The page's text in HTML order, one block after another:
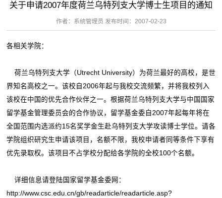
关于申请2007年度荷兰乌特列支大学博士生项目的通知
作者：系统管理员 发布时间：2007-02-23
各相关学院：
荷兰乌特列支大学（Utrecht University）为荷兰最好的高校，是世
界知名高校之一。该校自2006年起与我校交流频繁，并将我校列入
该校在中国的优先合作伙伴之一。根据荷兰乌特列支大学与中国国家
留学基金管理委员会的合作协议，留学基金委自2007年起每年将在
全国范围内选派约15名奖学金生赴乌特列支大学攻读博士学位。请各
学院组织研究生申请该项目，名额不限，我校申请者同等条件下享有
优先录取权。该项目不占学校分配给各学院的全校100个名额。
详细信息请登陆国家留学基金委网：
http://www.csc.edu.cn/gb/readarticle/readarticle.asp?